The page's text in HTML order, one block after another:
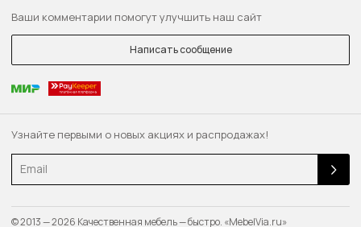
Узнайте первыми о новых акциях и распродажах!
Email
Ваши комментарии помогут улучшить наш сайт
Написать сообщение
© 2013 — 2026 Качественная мебель — быстро. «MebelVia.ru»